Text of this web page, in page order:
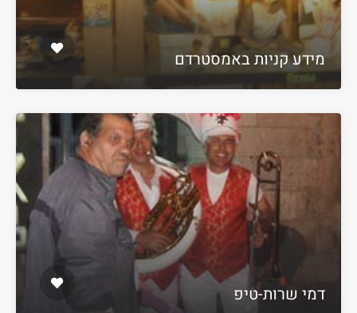
מידע קניות באמסטרדם
דמי שרות-טיפ